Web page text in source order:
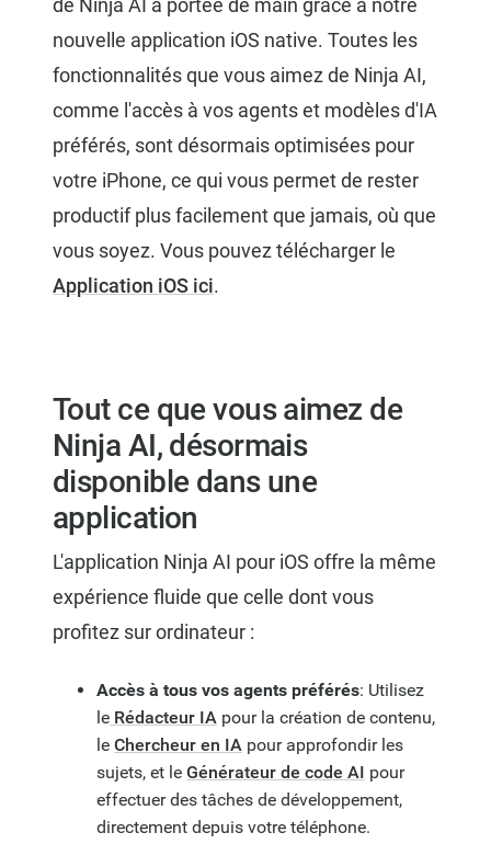
de Ninja AI à portée de main grâce à notre
nouvelle application iOS native. Toutes les
fonctionnalités que vous aimez de Ninja AI,
comme l'accès à vos agents et modèles d'IA
préférés, sont désormais optimisées pour
votre iPhone, ce qui vous permet de rester
productif plus facilement que jamais, où que
vous soyez. Vous pouvez télécharger le
Application iOS ici.
Tout ce que vous aimez de
Ninja AI, désormais
disponible dans une
application
L'application Ninja AI pour iOS offre la même
expérience fluide que celle dont vous
profitez sur ordinateur :
Accès à tous vos agents préférés: Utilisez
le Rédacteur IA pour la création de contenu,
le Chercheur en IA pour approfondir les
sujets, et le Générateur de code AI pour
effectuer des tâches de développement,
directement depuis votre téléphone.